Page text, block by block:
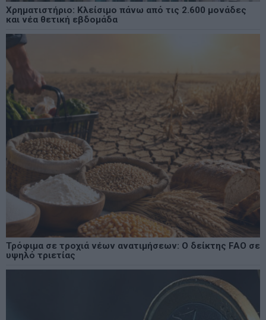
Χρηματιστήριο: Κλείσιμο πάνω από τις 2.600 μονάδες
και νέα θετική εβδομάδα
Τρόφιμα σε τροχιά νέων ανατιμήσεων: Ο δείκτης FAO σε
υψηλό τριετίας